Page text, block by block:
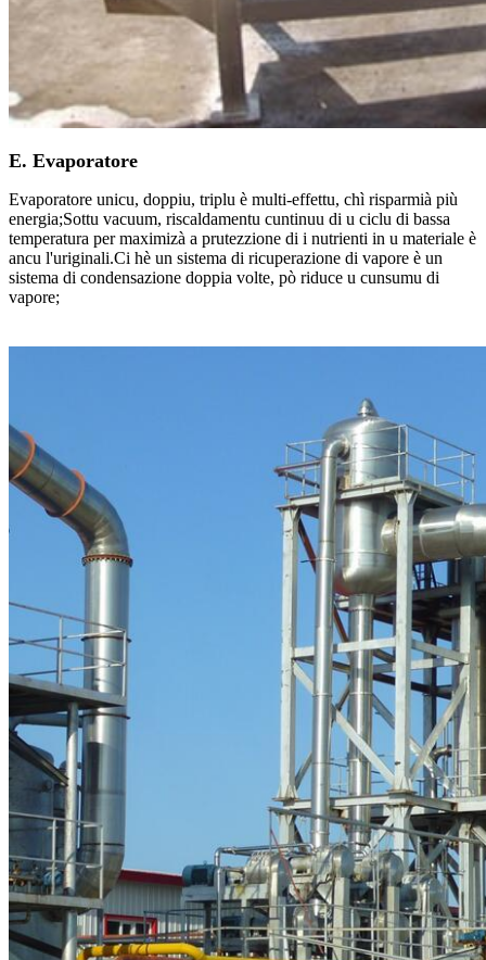
E. Evaporatore
Evaporatore unicu, doppiu, triplu è multi-effettu, chì risparmià più
energia;Sottu vacuum, riscaldamentu cuntinuu di u ciclu di bassa
temperatura per maximizà a prutezzione di i nutrienti in u materiale è
ancu l'uriginali.Ci hè un sistema di ricuperazione di vapore è un
sistema di condensazione doppia volte, pò riduce u cunsumu di
vapore;